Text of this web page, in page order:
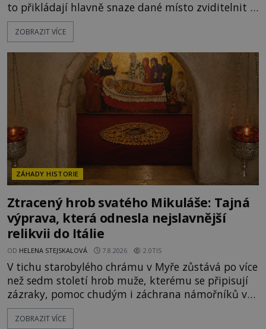
to přikládají hlavně snaze dané místo zviditelnit a
přitáhnout k němu pozornost záhadám
nakloněných turistů. Je to také případ kyperského
legendami o něm ukrývat nějaký pravdivý základ?
V blízkosti Mysu Greco, jak se přez
ZOBRAZIT VÍCE
ZÁHADY HISTORIE
Ztracený hrob svatého Mikuláše: Tajná
výprava, která odnesla nejslavnější
relikvii do Itálie
OD HELENA STEJSKALOVÁ 7.8.2026 2.0TIS
V tichu starobylého chrámu v Myře zůstává po více
než sedm století hrob muže, kterému se připisují
zázraky, pomoc chudým i záchrana námořníků v
bouřích. Pak ale přichází rok 1087 a klidné místo
se mění v dějiště podivné noční výpravy. Skupina
ZOBRAZIT VÍCE